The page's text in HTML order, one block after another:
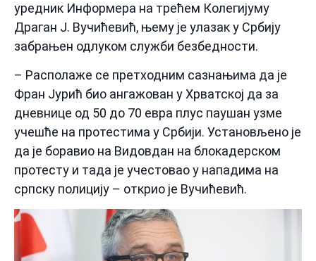
уредник Информера на трећем Колегијуму
Драган Ј. Вучићевић, њему је улазак у Србију
забрањен одлуком служби безбедности.
– Располаже се претходним сазнањима да је
Фран Јурић био ангажован у Хрватској да за
дневнице од 50 до 70 евра плус паушан узме
учешће на протестима у Србији. Установљено је
да је боравио на Видовдан на блокадерском
протесту и тада је учестовао у нападима на
српску полицију – открио је Вучићевић.